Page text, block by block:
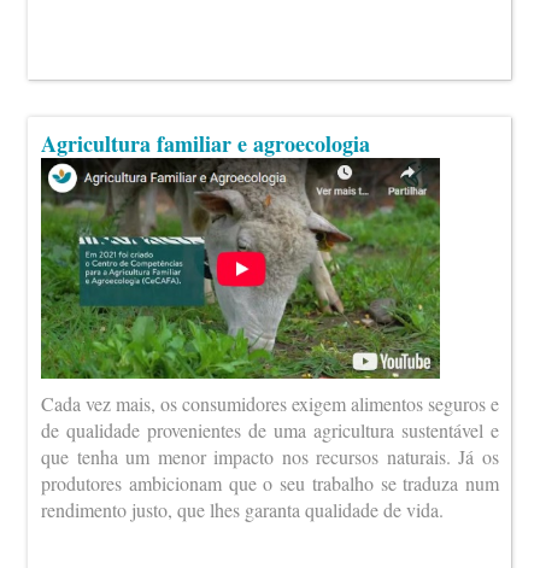
Agricultura familiar e agroecologia
Cada vez mais, os consumidores exigem alimentos seguros e
de qualidade provenientes de uma agricultura sustentável e
que tenha um menor impacto nos recursos naturais. Já os
produtores ambicionam que o seu trabalho se traduza num
rendimento justo, que lhes garanta qualidade de vida.